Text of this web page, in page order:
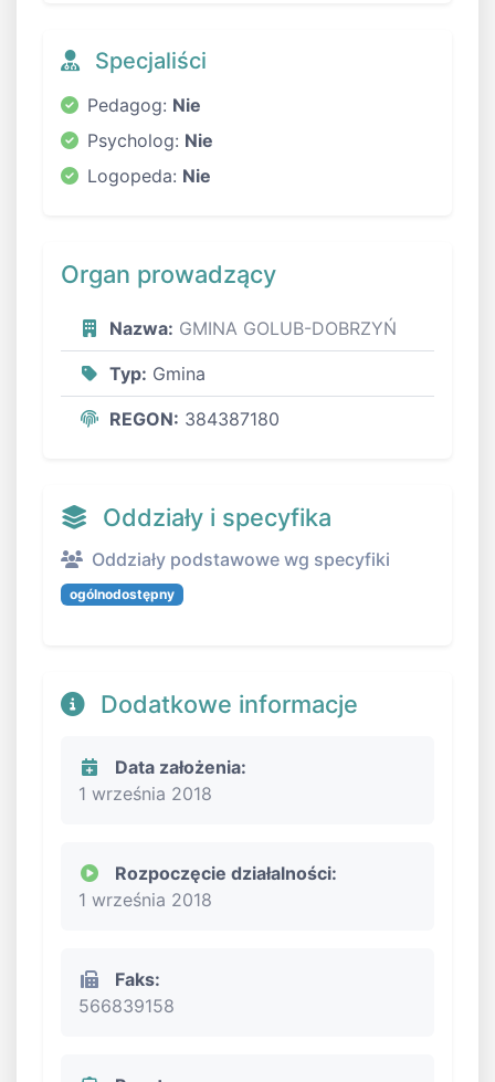
Specjaliści
Pedagog: Nie
Psycholog: Nie
Logopeda: Nie
Organ prowadzący
Nazwa: GMINA GOLUB-DOBRZYŃ
Typ: Gmina
REGON: 384387180
Oddziały i specyfika
Oddziały podstawowe wg specyfiki
ogólnodostępny
Dodatkowe informacje
Data założenia:
1 września 2018
Rozpoczęcie działalności:
1 września 2018
Faks:
566839158